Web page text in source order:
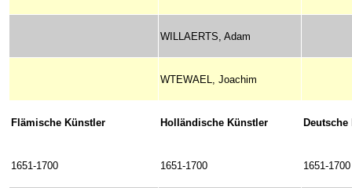
WILLAERTS, Adam
WTEWAEL, Joachim
Flämische Künstler Holländische Künstler
1651-1700 1651-1700 1651-1700